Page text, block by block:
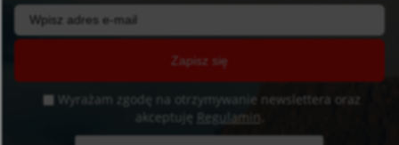
Zapisz się
Wyrażam zgodę na otrzymywanie newslettera oraz
akceptuję Regulamin